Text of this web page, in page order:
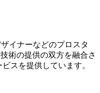
イナーなどのプロスタ
術の提供の双方を融合さ
スを提供しています。